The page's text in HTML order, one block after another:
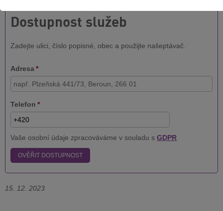
Dostupnost služeb
Zadejte ulici, číslo popisné, obec a použijte našeptávač.
Adresa *
Telefon *
Vaše osobní údaje zpracováváme v souladu s GDPR
OVĚŘIT DOSTUPNOST
15. 12. 2023